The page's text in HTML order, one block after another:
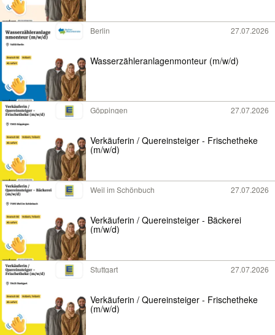
Berlin 27.07.2026
Wasserzähleranlagenmonteur (m/w/d)
Göppingen 27.07.2026
Verkäuferin / Quereinsteiger - Frischetheke
(m/w/d)
Weil im Schönbuch 27.07.2026
Verkäuferin / Quereinsteiger - Bäckerei
(m/w/d)
Stuttgart 27.07.2026
Verkäuferin / Quereinsteiger - Frischetheke
(m/w/d)